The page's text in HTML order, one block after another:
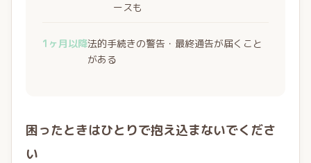
ースも
1ヶ月以降法的手続きの警告・最終通告が届くこと
がある
困ったときはひとりで抱え込まないでくださ
い